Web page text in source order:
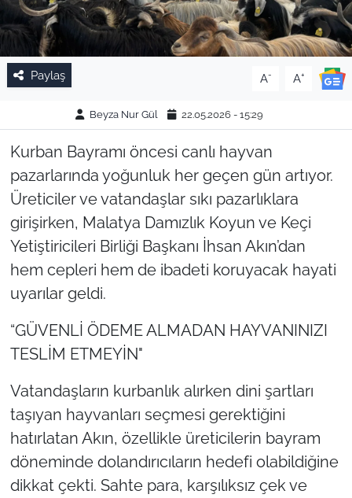
Paylaş A- A+
Beyza Nur Gül 22.05.2026 - 15:29
Kurban Bayramı öncesi canlı hayvan
pazarlarında yoğunluk her geçen gün artıyor.
Üreticiler ve vatandaşlar sıkı pazarlıklara
girişirken, Malatya Damızlık Koyun ve Keçi
Yetiştiricileri Birliği Başkanı İhsan Akın’dan
hem cepleri hem de ibadeti koruyacak hayati
uyarılar geldi.
“GÜVENLİ ÖDEME ALMADAN HAYVANINIZI
TESLİM ETMEYİN"
Vatandaşların kurbanlık alırken dini şartları
taşıyan hayvanları seçmesi gerektiğini
hatırlatan Akın, özellikle üreticilerin bayram
döneminde dolandırıcıların hedefi olabildiğine
dikkat çekti. Sahte para, karşılıksız çek ve